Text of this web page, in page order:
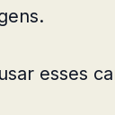
esses